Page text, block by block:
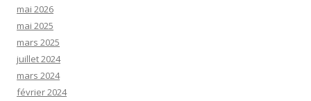
mai 2026
mai 2025
mars 2025
juillet 2024
mars 2024
février 2024